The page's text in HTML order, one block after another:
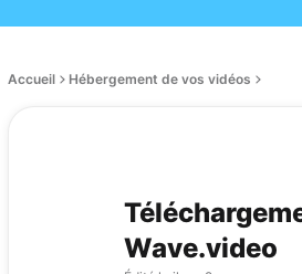
Accueil Hébergement de vos vidéos
Wave.video